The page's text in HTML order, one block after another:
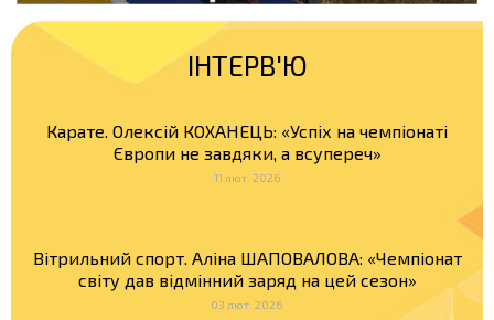
ІНТЕРВ'Ю
Карате. Олексій КОХАНЕЦЬ: «Успіх на чемпіонаті
Європи не завдяки, а всупереч»
11 лют. 2026
Вітрильний спорт. Аліна ШАПОВАЛОВА: «Чемпіонат
світу дав відмінний заряд на цей сезон»
03 лют. 2026